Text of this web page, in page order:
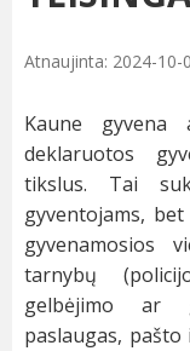
Atnaujinta: 2024-10-
Kaune
deklaruotos
tikslus. Tai
gyventojams,
gyvenamosios
tarnybų
gelbėjimo ar
paslaugas,